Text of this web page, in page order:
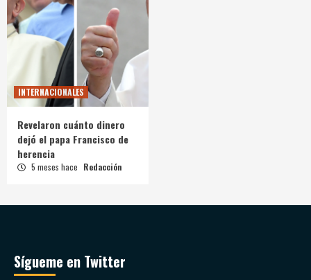
INTERNACIONALES
Revelaron cuánto dinero
dejó el papa Francisco de
herencia
5 meses hace Redacción
Sígueme en Twitter